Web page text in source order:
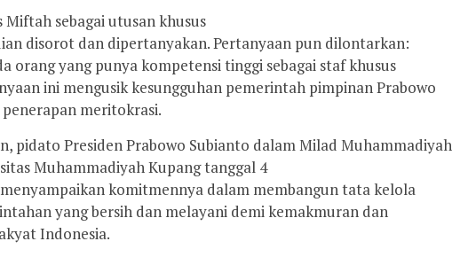
Miftah sebagai utusan khusus
disorot dan dipertanyakan. Pertanyaan pun dilontarkan:
orang yang punya kompetensi tinggi sebagai staf khusus
ini mengusik kesungguhan pemerintah pimpinan Prabowo
meritokrasi.
pidato Presiden Prabowo Subianto dalam Milad Muhammadiyah
Muhammadiyah Kupang tanggal 4
komitmennya dalam membangun tata kelola
yang bersih dan melayani demi kemakmuran dan
Indonesia.